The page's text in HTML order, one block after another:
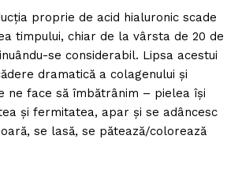
proprie de acid hialuronic scade
timpului, chiar de la vârsta de 20 de
se considerabil. Lipsa acestui
dramatică a colagenului și
ne face să îmbătrânim – pielea își
și fermitatea, apar și se adâncesc
se lasă, se pătează/colorează